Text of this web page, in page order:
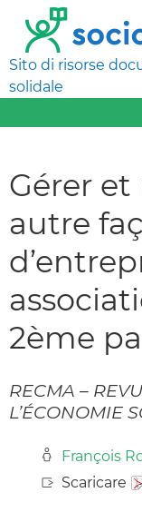
Sito di risorse
solidale
Gérer
autre
2ème
RECMA –
L’ÉCONOMIE
François
Scaricare